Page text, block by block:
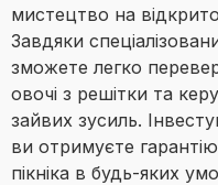
мистецтво на
Завдяки
зможете легко
овочі з решітки та
зайвих зусиль.
ви отримуєте
пікніка в будь-яких